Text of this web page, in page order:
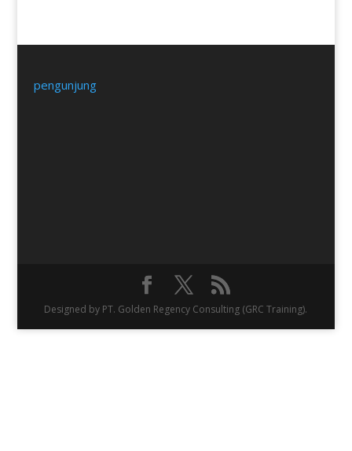
pengunjung
Designed by PT. Golden Regency Consulting (GRC Training).